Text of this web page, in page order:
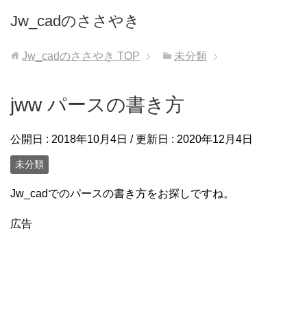
Jw_cadのささやき
Jw_cadのささやき TOP 未分類
jww パースの書き方
公開日 : 2018年10月4日 / 更新日 : 2020年12月4日
未分類
Jw_cadでのパースの書き方をお探しですね。
広告